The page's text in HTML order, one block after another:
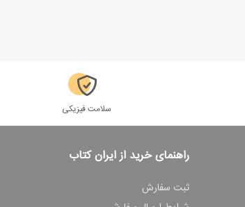
سلامت فیزیکی
راهنمای خرید از ایران کتاب
ثبت سفارش